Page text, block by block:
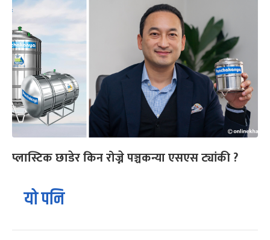
प्लास्टिक छाडेर किन रोज्ने पञ्चकन्या एसएस ट्यांकी ?
यो पनि